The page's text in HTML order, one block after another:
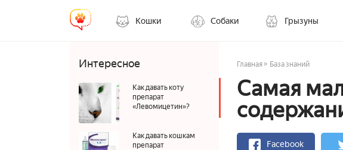
Кошки Собаки Грызуны
Интересное
Как давать коту
препарат
«Левомицетин»?
Как давать кошкам
препарат
Главная » База знаний
Самая
Facebook